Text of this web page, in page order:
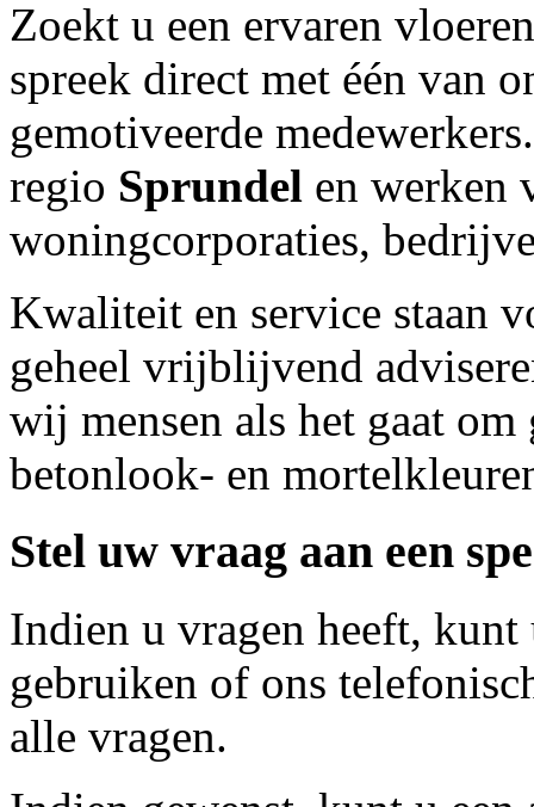
Zoekt u een ervaren
spreek direct met één van
gemotiveerde
regio Sprundel en werken
woningcorporaties,
Kwaliteit en service staan
geheel vrijblijvend
wij mensen als het gaat
betonlook- en
Stel uw vraag aan een
Indien u vragen heeft,
gebruiken of ons
alle vragen.